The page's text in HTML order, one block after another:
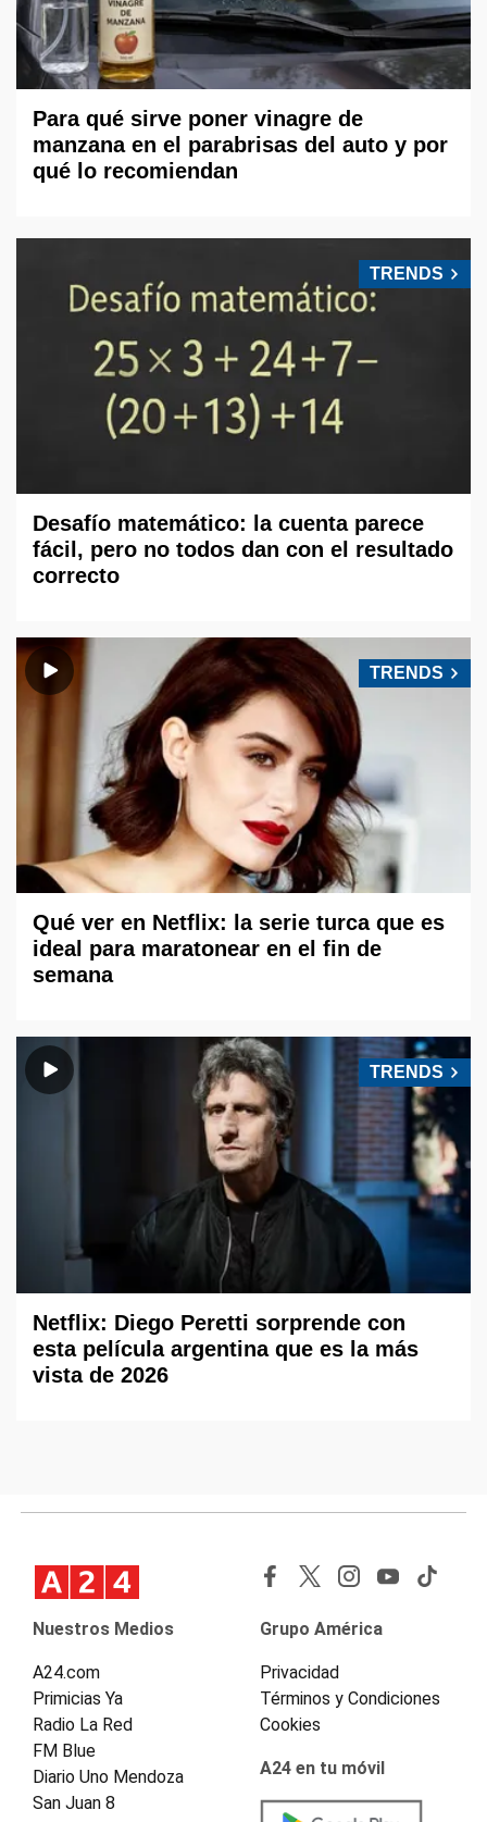
Para qué sirve poner vinagre de
manzana en el parabrisas del auto y por
qué lo recomiendan
TRENDS
Desafío matemático: la cuenta parece
fácil, pero no todos dan con el resultado
correcto
TRENDS
Qué ver en Netflix: la serie turca que es
ideal para maratonear en el fin de
semana
TRENDS
Netflix: Diego Peretti sorprende con
esta película argentina que es la más
vista de 2026
Nuestros Medios
A24.com
Primicias Ya
Radio La Red
FM Blue
Diario Uno Mendoza
San Juan 8
Grupo América
Privacidad
Términos y Condiciones
Cookies
A24 en tu móvil